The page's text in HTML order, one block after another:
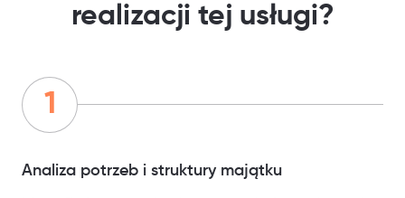
realizacji tej usługi?
Analiza potrzeb i struktury majątku